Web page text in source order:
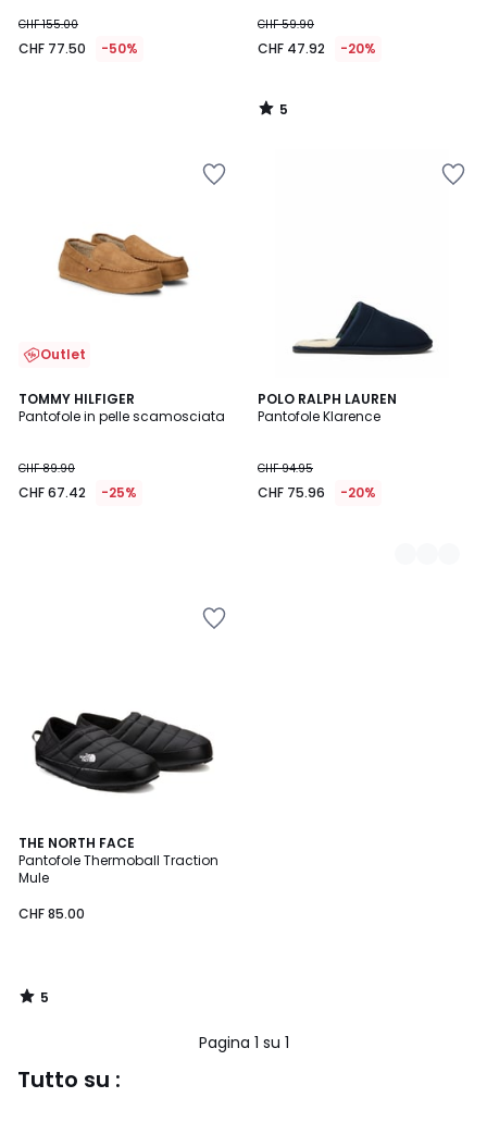
CHF 155.00
CHF 77.50 -50%
CHF 59.90
CHF 47.92 -20%
5
/
Outlet
TOMMY HILFIGER
Pantofole in pelle scamosciata
CHF 89.90
CHF 67.42 -25%
POLO RALPH LAUREN
Pantofole Klarence
CHF 94.95
CHF 75.96 -20%
2
Colori
THE NORTH FACE
Pantofole Thermoball Traction
Mule
CHF 85.00
5
/
5
5
/
Pagina 1 su 1
Tutto su :